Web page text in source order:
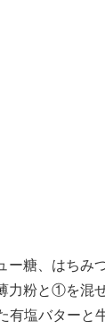
糖、はちみ
粉と①を混ぜ
塩バターと